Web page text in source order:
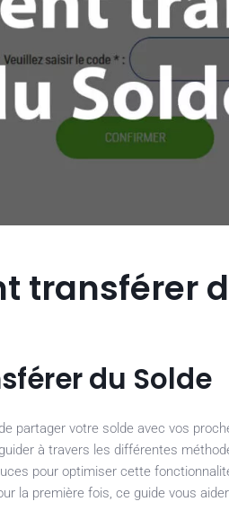
transférer
du Solde
partager votre solde avec vos
à travers les différentes
pour optimiser cette
la première fois, ce guide vous